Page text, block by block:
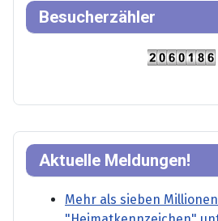
Aktuelle Meldungen!
Mehr als sieben
Besucherzähler